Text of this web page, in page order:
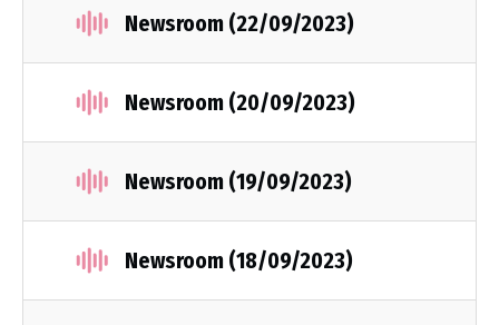
Newsroom (22/09/2023)
Newsroom (20/09/2023)
Newsroom (19/09/2023)
Newsroom (18/09/2023)